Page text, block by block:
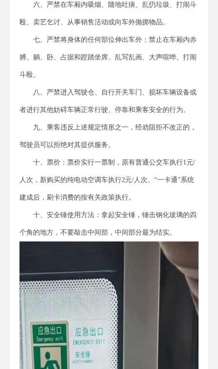
六、严禁在车厢内吸烟、随地吐痰、乱扔垃圾、打闹斗
殴、卖艺乞讨、从事销售活动或向车外抛掷物品。
七、严禁将身体的任何部位伸出车外；禁止在车厢内赤
膊、躺、卧、占据和蹬踏坐席、乱写乱画、大声喧哗、打闹
斗殴。
八、严禁进入驾驶仓、自行开关车门、损坏车辆设备或
者进行其他妨碍车辆正常行驶、停靠和乘客安全的行为。
九、乘客违反上述规定情形之一，经劝阻拒不改正的，
驾驶员可以拒绝对其提供服务。
十、票价：票价实行一票制，原有普通公交车执行1元/
人次，新购买的纯电动空调车执行2元/人次。“一卡通”系统
建成后，刷卡消费的按有关政策执行。
十、安全锤使用方法：拿起安全锤，锤击钢化玻璃的四
个角的地方，不要敲击中间部，中间部分最为结实。